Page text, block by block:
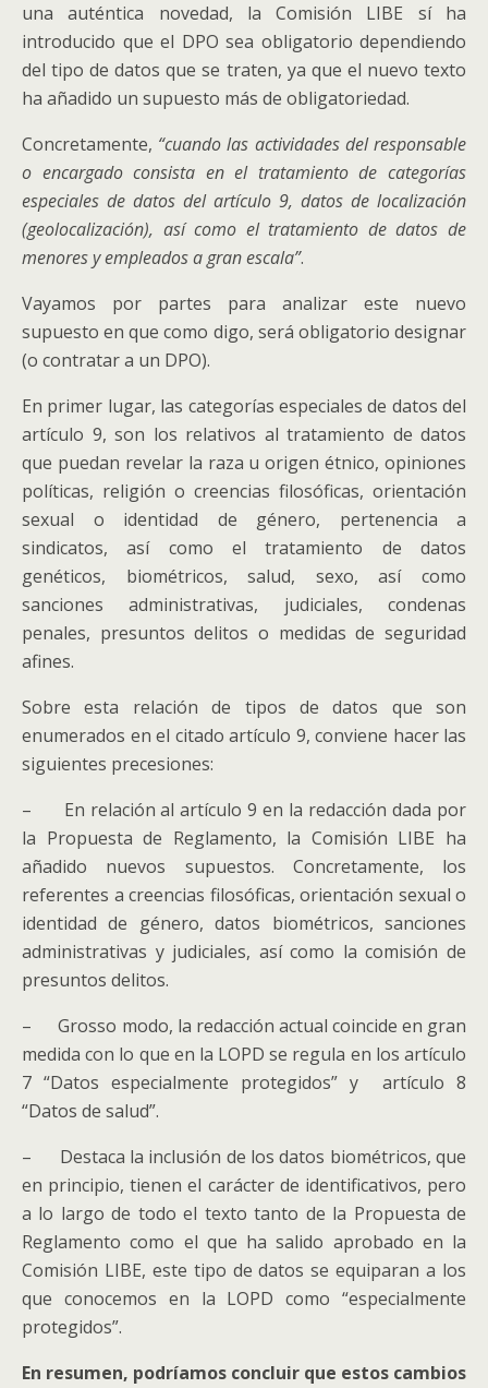
una auténtica novedad, la Comisión LIBE sí ha
introducido que el DPO sea obligatorio dependiendo
del tipo de datos que se traten, ya que el nuevo texto
ha añadido un supuesto más de obligatoriedad.
Concretamente, “cuando las actividades del responsable
o encargado consista en el tratamiento de categorías
especiales de datos del artículo 9, datos de localización
(geolocalización), así como el tratamiento de datos de
menores y empleados a gran escala”.
Vayamos por partes para analizar este nuevo
supuesto en que como digo, será obligatorio designar
(o contratar a un DPO).
En primer lugar, las categorías especiales de datos del
artículo 9, son los relativos al tratamiento de datos
que puedan revelar la raza u origen étnico, opiniones
políticas, religión o creencias filosóficas, orientación
sexual o identidad de género, pertenencia a
sindicatos, así como el tratamiento de datos
genéticos, biométricos, salud, sexo, así como
sanciones administrativas, judiciales, condenas
penales, presuntos delitos o medidas de seguridad
afines.
Sobre esta relación de tipos de datos que son
enumerados en el citado artículo 9, conviene hacer las
siguientes precesiones:
– En relación al artículo 9 en la redacción dada por
la Propuesta de Reglamento, la Comisión LIBE ha
añadido nuevos supuestos. Concretamente, los
referentes a creencias filosóficas, orientación sexual o
identidad de género, datos biométricos, sanciones
administrativas y judiciales, así como la comisión de
presuntos delitos.
– Grosso modo, la redacción actual coincide en gran
medida con lo que en la LOPD se regula en los artículo
7 “Datos especialmente protegidos” y artículo 8
“Datos de salud”.
– Destaca la inclusión de los datos biométricos, que
en principio, tienen el carácter de identificativos, pero
a lo largo de todo el texto tanto de la Propuesta de
Reglamento como el que ha salido aprobado en la
Comisión LIBE, este tipo de datos se equiparan a los
que conocemos en la LOPD como “especialmente
protegidos”.
En resumen, podríamos concluir que estos cambios